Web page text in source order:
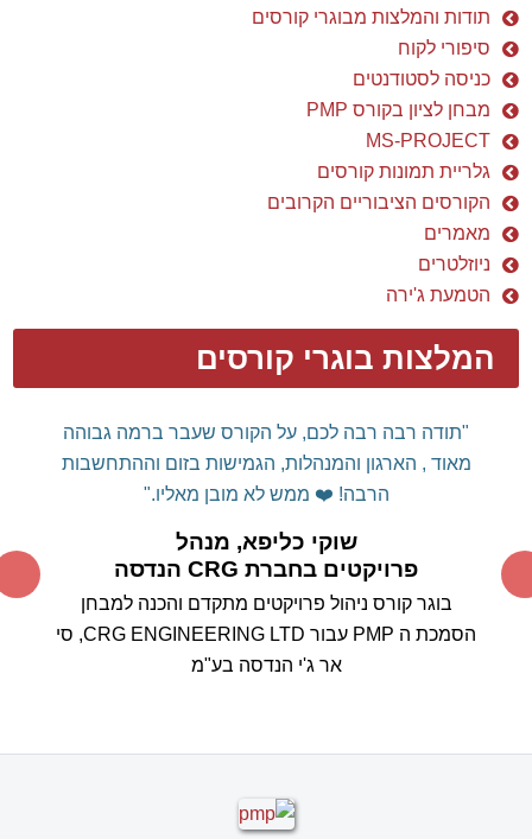
תודות והמלצות מבוגרי קורסים
סיפורי לקוח
כניסה לסטודנטים
מבחן לציון בקורס PMP
MS-PROJECT
גלריית תמונות קורסים
הקורסים הציבוריים הקרובים
מאמרים
ניוזלטרים
הטמעת ג'ירה
המלצות בוגרי קורסים
דן שלום רב,רצינו להודות אישית על הקורס המלמד
והמועיל.עשית לנו "סדר" בשימוש מושכלMS
PROJECTבכליהוכיצד ניתן לרתום אותו לטובתנו ולא
הרב ועל העצות החשובות.אין דומה לימוד כלי מסוג זה
ממומחה תוכן עם ניסיון רב שעוסק באופן פעיל בניהול
הפרויקטים, ללימוד קורס "בית ספר"
אין ספק
שהבחירה בך להעברת הקורס הייתה בחירה מוצלחת
מקבוצת פלסאון